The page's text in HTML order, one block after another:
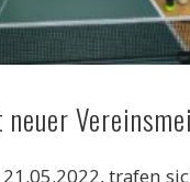
neuer
21.05.2022, trafen